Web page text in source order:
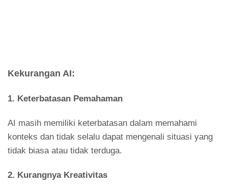
Kekurangan AI:
1. Keterbatasan Pemahaman
AI masih memiliki keterbatasan dalam memahami
konteks dan tidak selalu dapat mengenali situasi yang
tidak biasa atau tidak terduga.
2. Kurangnya Kreativitas